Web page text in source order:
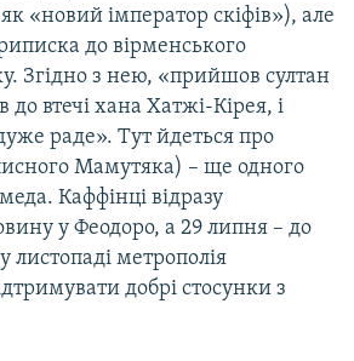
як «новий імператор скіфів»), але
до вірменського
Згідно з нею, «прийшов султан
втечі хана Хатжі-Кірея, і
раде». Тут йдеться про
Мамутяка) – ще одного
Каффінці відразу
у Феодоро, а 29 липня – до
листопаді метрополія
добрі стосунки з